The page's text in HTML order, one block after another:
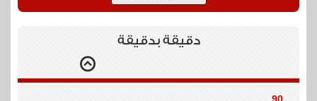
دقيقة بدقيقة